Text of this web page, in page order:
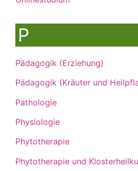
P
Pädagogik (Erziehung)
Pädagogik (Kräuter und
Pathologie
Physiologie
Phytotherapie
Phytotherapie und